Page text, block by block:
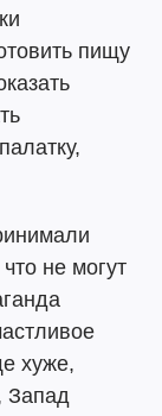
пищу
не могут
хуже,
Запад